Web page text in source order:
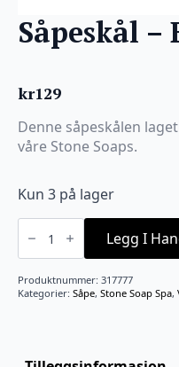
Såpeskål –
kr129
Denne såpeskålen
våre Stone Soaps.
Kun 3 på lager
Såpeskål
Bambus
antall
Legg I
Produktnummer: 317777
Kategorier: Såpe, Stone Soap Spa,